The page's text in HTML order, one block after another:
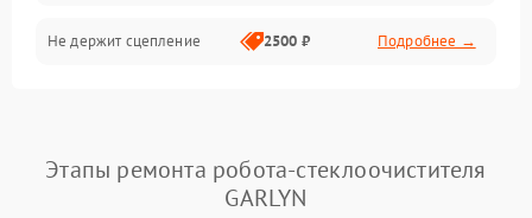
Не держит сцепление 2500 ₽ Подробнее →
Этапы ремонта робота-стеклоочистителя
GARLYN